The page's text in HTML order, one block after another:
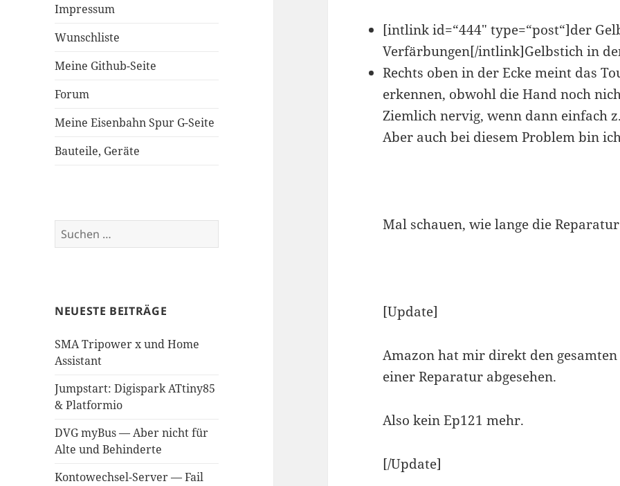
Impressum
Wunschliste
Meine Github-Seite
Forum
Meine Eisenbahn Spur G-Seite
Bauteile, Geräte
Suchen
nach:
NEUESTE BEITRÄGE
SMA Tripower x und Home
Assistant
Jumpstart: Digispark ATtiny85
& Platformio
DVG myBus — Aber nicht für
Alte und Behinderte
Kontowechsel-Server — Fail
[intlink id=“444″ type=“post“]der
Verfärbungen[/intlink]Gelbstich in
Rechts oben in der Ecke meint das
erkennen, obwohl die Hand noch
Ziemlich nervig, wenn dann einfach
Aber auch bei diesem Problem bin
Mal schauen, wie lange die
[Update]
Amazon hat mir direkt den
einer Reparatur abgesehen.
Also kein Ep121 mehr.
[/Update]